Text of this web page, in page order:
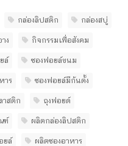
กล่องลิปสติก กล่องสบู่
ง กิจกรรมเพื่อสังคม
ล์ ซองฟอยล์ขนม
าร ซองฟอยล์มีก้นตั้ง
าสติก ถุงฟอยด์
ฑ์ ผลิตกล่องลิปสติก
ยล์ ผลิตซองอาหาร